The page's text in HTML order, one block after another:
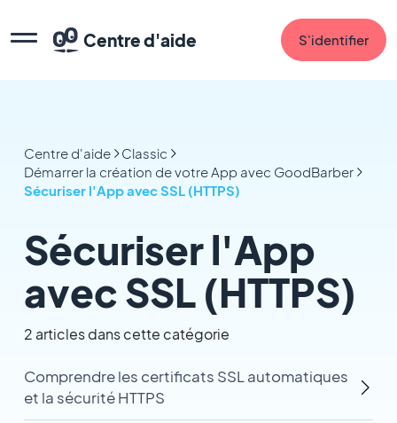
Centre d'aide S'identifier
Centre d'aide
Classic
Démarrer la création de votre App avec GoodBarber
Sécuriser l'App avec SSL (HTTPS)
Sécuriser l'App
avec SSL (HTTPS)
2 articles dans cette catégorie
Comprendre les certificats SSL automatiques
et la sécurité HTTPS